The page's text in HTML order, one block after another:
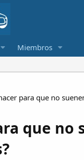
Miembros
para que no
que no